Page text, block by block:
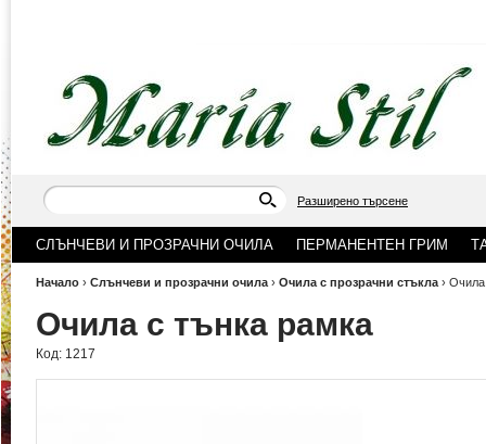
Разширено търсене
СЛЪНЧЕВИ И ПРОЗРАЧНИ ОЧИЛА ПЕРМАНЕНТЕН ГРИМ
Начало › Слънчеви и прозрачни очила › Очила с прозрачни стъкла › Очила
Очила с тънка рамка
Код: 1217